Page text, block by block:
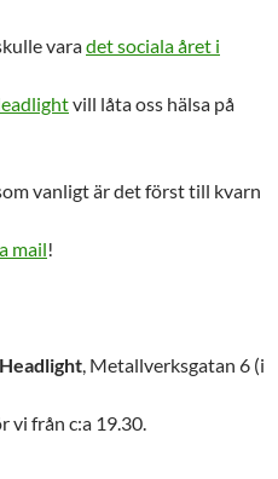
varadet sociala året i
vill låta oss hälsa på
vanligt är det först till kvarn
mail!
Headlight, Metallverksgatan 6 (i
vi från c:a 19.30.